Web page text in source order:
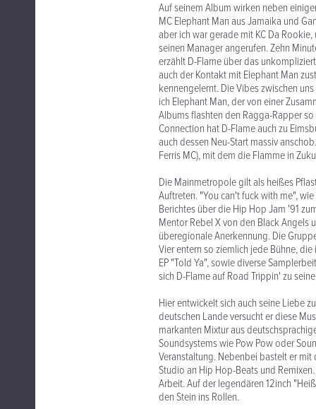
Auf seinem Album wirken neben
MC Elephant Man aus Jamaika und
aber ich war gerade mit KC Da
seinen Manager angerufen. Zehn
erzählt D-Flame über das
auch der Kontakt mit Elephant Man
kennengelernt. Die Vibes zwischen
ich Elephant Man, der von einer
Albums flashten den Ragga-Rapper
Connection hat D-Flame auch zu
auch dessen Neu-Start massiv
Ferris MC), mit dem die Flamme in
Die Mainmetropole gilt als heißes
Auftreten. "You can't fuck with me",
Berichtes über die Hip Hop Jam '91
Mentor Rebel X von den Black Angels
überegionale Anerkennung. Die
Vier entern so ziemlich jede Bühne,
EP "Told Ya", sowie diverse
sich D-Flame auf Road Trippin' zu
Hier entwickelt sich auch seine Liebe
deutschen Lande versucht er diese
markanten Mixtur aus
Soundsystems wie Pow Pow oder
Veranstaltung. Nebenbei bastelt er
Studio an Hip Hop-Beats und
Arbeit. Auf der legendären 12inch
den Stein ins Rollen.